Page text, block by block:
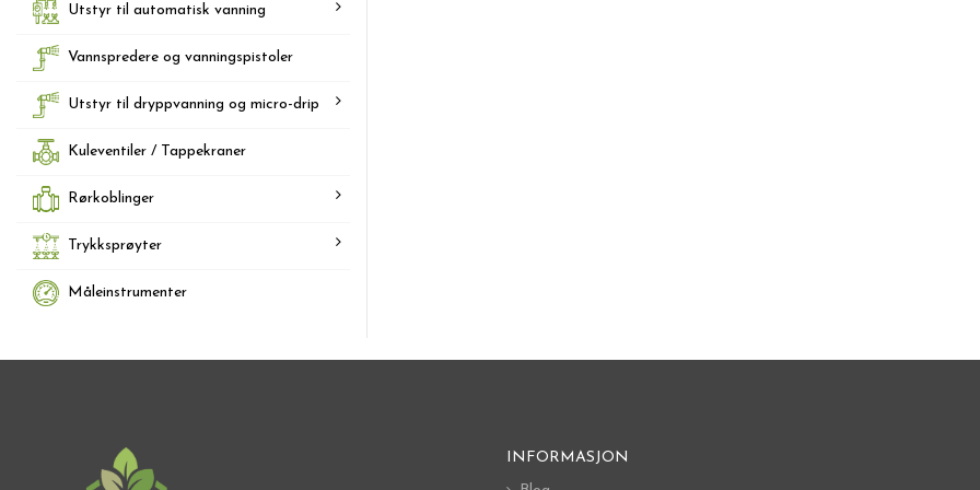
Utstyr til automatisk vanning
Vannspredere og vanningspistoler
Utstyr til dryppvanning og micro-drip
Kuleventiler / Tappekraner
Rørkoblinger
Trykksprøyter
Måleinstrumenter
INFORMASJON